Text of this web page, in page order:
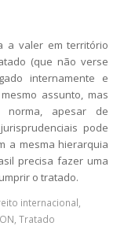
a valer em território
(que não verse
internamente e
assunto, mas
norma, apesar de
pode
a mesma hierarquia
precisa fazer uma
o tratado.
internacional
Tratado